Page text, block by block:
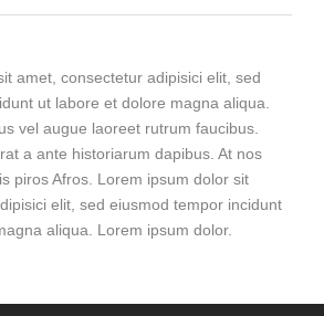
amet, consectetur adipisici elit, sed
ut labore et dolore magna aliqua.
vel augue laoreet rutrum faucibus.
a ante historiarum dapibus. At nos
piros Afros. Lorem ipsum dolor sit
elit, sed eiusmod tempor incidunt
aliqua. Lorem ipsum dolor.